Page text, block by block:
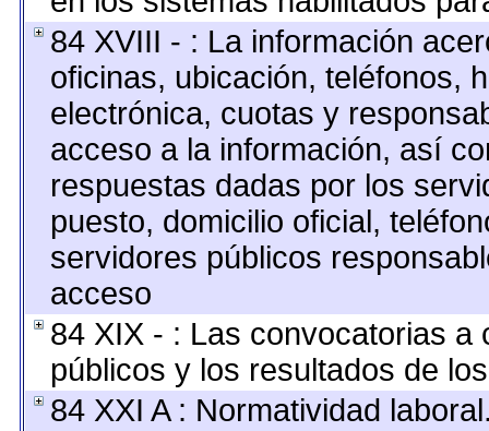
84 XVIII - : La información
oficinas, ubicación, teléfonos,
electrónica, cuotas y
acceso a la información, así
respuestas dadas por los
puesto, domicilio oficial,
servidores públicos
acceso
84 XIX - : Las convocatorias
públicos y los resultados de
84 XXI A : Normatividad